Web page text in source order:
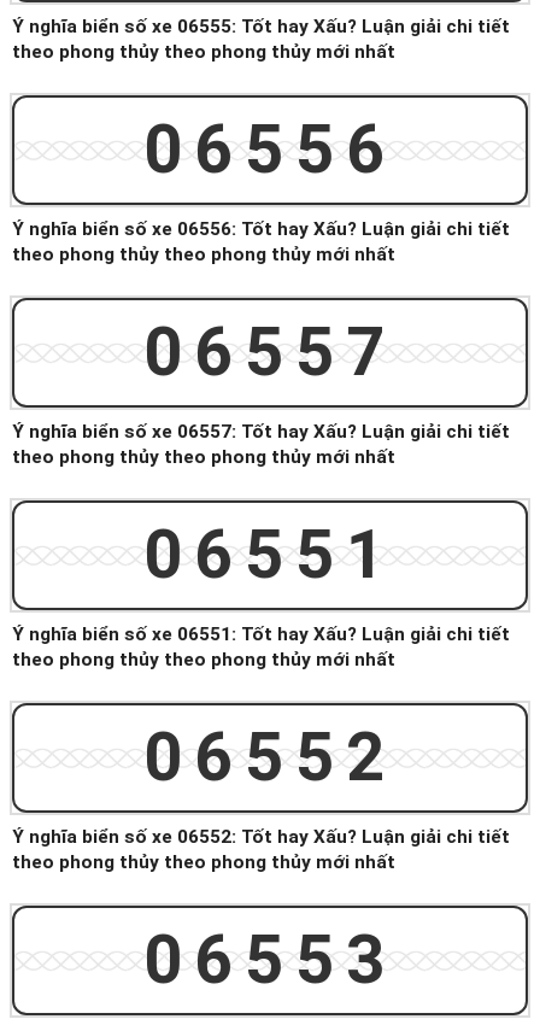
Ý nghĩa biển số xe 06555: Tốt hay Xấu? Luận giải chi tiết
theo phong thủy theo phong thủy mới nhất
06556
Ý nghĩa biển số xe 06556: Tốt hay Xấu? Luận giải chi tiết
theo phong thủy theo phong thủy mới nhất
06557
Ý nghĩa biển số xe 06557: Tốt hay Xấu? Luận giải chi tiết
theo phong thủy theo phong thủy mới nhất
06551
Ý nghĩa biển số xe 06551: Tốt hay Xấu? Luận giải chi tiết
theo phong thủy theo phong thủy mới nhất
06552
Ý nghĩa biển số xe 06552: Tốt hay Xấu? Luận giải chi tiết
theo phong thủy theo phong thủy mới nhất
06553